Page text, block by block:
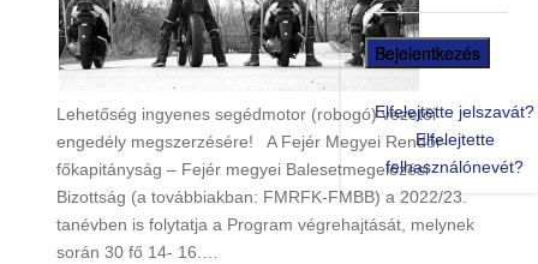
Elfelejtette jelszavát?
Elfelejtette
felhasználónevét?
Lehetőség ingyenes segédmotor (robogó) vezetői
engedély megszerzésére! A Fejér Megyei Rendőr-
főkapitányság – Fejér megyei Balesetmegelőzési
Bizottság (a továbbiakban: FMRFK-FMBB) a 2022/23.
tanévben is folytatja a Program végrehajtását, melynek
során 30 fő 14- 16.…